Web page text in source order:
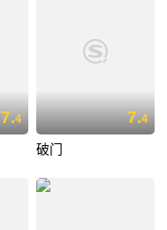
7.4 7.4
破门